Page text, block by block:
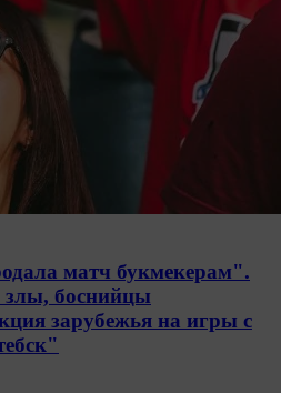
матч букмекерам".
боснийцы
зарубежья на игры с